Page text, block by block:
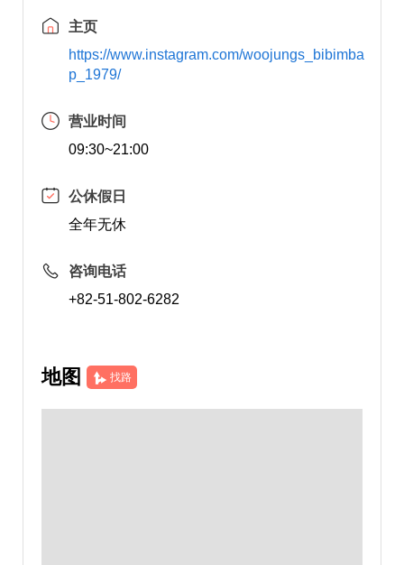
主页
https://www.instagram.com/woojungs_bibimba
p_1979/
营业时间
09:30~21:00
公休假日
全年无休
咨询电话
+82-51-802-6282
地图 找路